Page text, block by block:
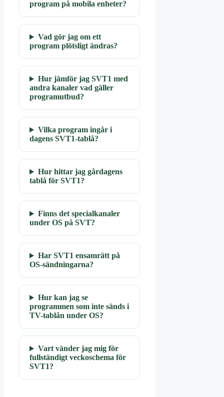
program på mobila enheter?
Vad gör jag om ett
program plötsligt ändras?
Hur jämför jag SVT1 med
andra kanaler vad gäller
programutbud?
Vilka program ingår i
dagens SVT1-tablå?
Hur hittar jag gårdagens
tablå för SVT1?
Finns det specialkanaler
under OS på SVT?
Har SVT1 ensamrätt på
OS-sändningarna?
Hur kan jag se
programmen som inte sänds i
TV-tablån under OS?
Vart vänder jag mig för
fullständigt veckoschema för
SVT1?